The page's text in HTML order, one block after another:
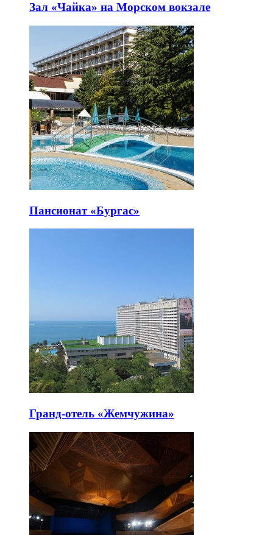
Зал «Чайка» на Морском вокзале
Пансионат «Бургас»
Гранд-отель «Жемчужина»